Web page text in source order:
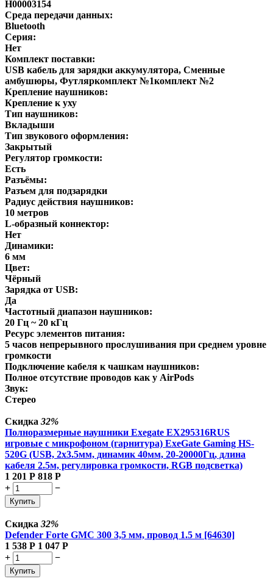
H00003154
Среда передачи данных:
Bluetooth
Серия:
Нет
Комплект поставки:
USB кабель для зарядки аккумулятора, Сменные
амбушюры, Футляркомплект №1комплект №2
Крепление наушников:
Крепление к уху
Тип наушников:
Вкладыши
Тип звукового оформления:
Закрытый
Регулятор громкости:
Есть
Разъёмы:
Разъем для подзарядки
Радиус действия наушников:
10 метров
L-образный коннектор:
Нет
Динамики:
6 мм
Цвет:
Чёрный
Зарядка от USB:
Да
Частотный диапазон наушников:
20 Гц ~ 20 кГц
Ресурс элементов питания:
5 часов непрерывного прослушивания при среднем уровне
громкости
Подключение кабеля к чашкам наушников:
Полное отсутствие проводов как у AirPods
Звук:
Стерео
Скидка 32%
Полноразмерные наушники Exegate EX295316RUS
игровые с микрофоном (гарнитура) ExeGate Gaming HS-
520G (USB, 2x3.5мм, динамик 40мм, 20-20000Гц, длина
кабеля 2.5м, регулировка громкости, RGB подсветка)
1 201 Р 818 Р
+
−
Купить
Скидка 32%
Defender Forte GMC 300 3,5 мм, провод 1.5 м [64630]
1 538 Р 1 047 Р
+
−
Купить